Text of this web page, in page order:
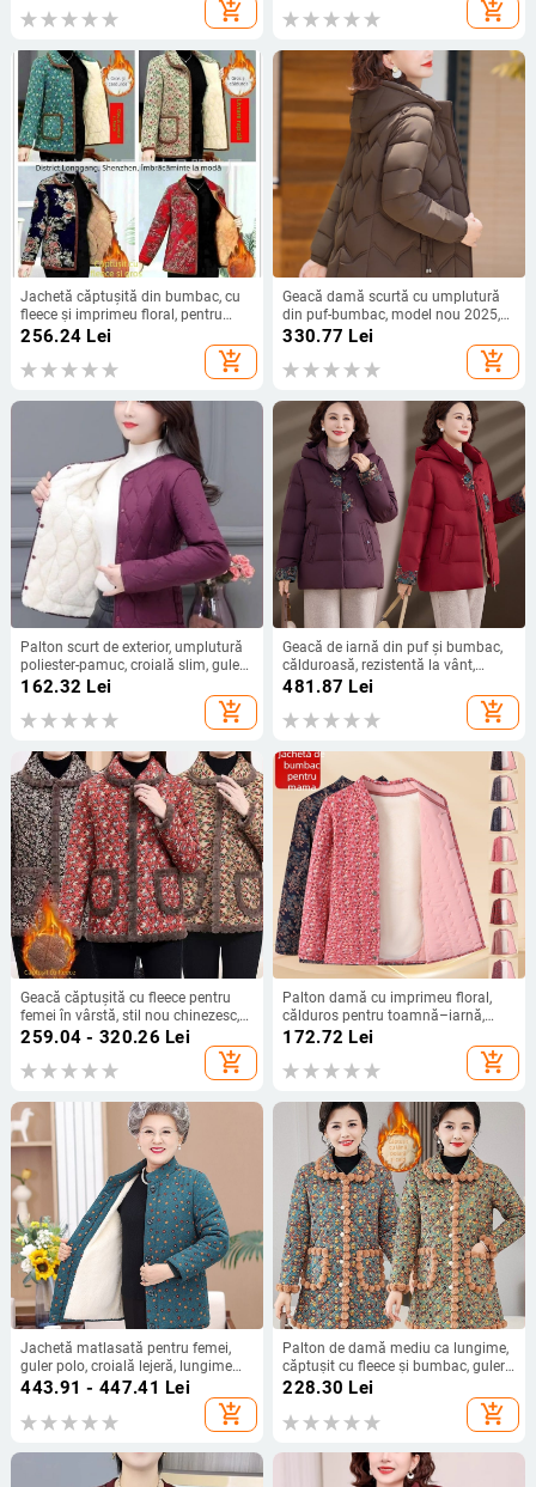
add_shopping_cart add_shopping_cart
Jachetă căptușită din bumbac, cu
fleece și imprimeu floral, pentru
femei de vârstă mijlocie și vârstnice,
călduroasă, groasă, croială lejeră
256.24 Lei
add_shopping_cart
Geacă damă scurtă cu umplutură
din puf-bumbac, model nou 2025,
călduroasă pentru iarnă, cu glugă
330.77 Lei
add_shopping_cart
Palton scurt de exterior, umplutură
poliester-pamuc, croială slim, guler
rotund
162.32 Lei
add_shopping_cart
Geacă de iarnă din puf și bumbac,
călduroasă, rezistentă la vânt,
croială lejeră, pentru femei 2025
481.87 Lei
add_shopping_cart
Geacă căptușită cu fleece pentru
femei în vârstă, stil nou chinezesc,
croială lejeră, imprimeu floral mic,
îmbrăcăminte călduroasă din
bumbac
259.04 - 320.26 Lei
add_shopping_cart
Palton damă cu imprimeu floral,
călduros pentru toamnă–iarnă,
croială lejeră, cu guler înalt
172.72 Lei
add_shopping_cart
Jachetă matlasată pentru femei,
guler polo, croială lejeră, lungime
medie, material TR pe PVC bază,
umplutură din bumbac-imitație
mătase.
443.91 - 447.41 Lei
add_shopping_cart
Palton de damă mediu ca lungime,
căptușit cu fleece și bumbac, guler
rever, gros pentru toamnă‑iarna,
228.30 Lei
add_shopping_cart